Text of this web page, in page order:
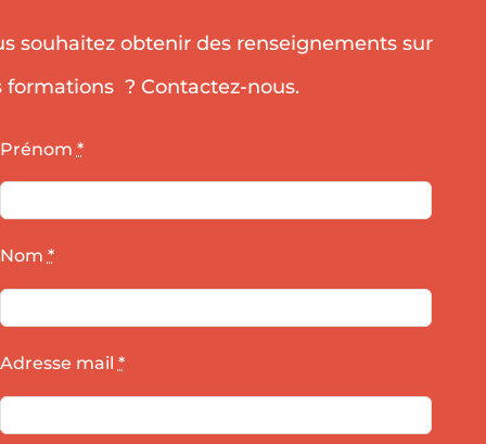
souhaitez obtenir des renseignements sur
formations ? Contactez-nous.
Prénom *
Nom *
Adresse mail *